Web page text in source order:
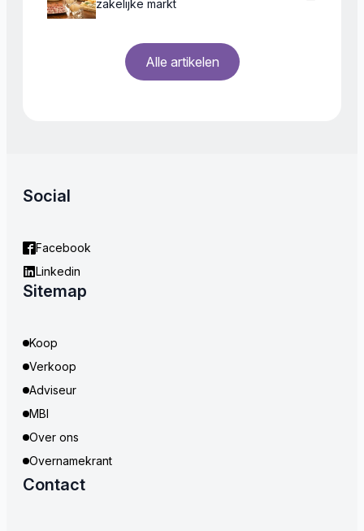
zakelijke markt
Alle artikelen
Social
Facebook
Linkedin
Sitemap
Koop
Verkoop
Adviseur
MBI
Over ons
Overnamekrant
Contact